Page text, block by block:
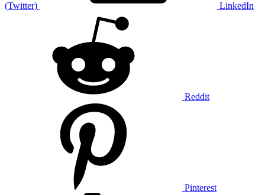
(Twitter) LinkedIn
Reddit
Pinterest